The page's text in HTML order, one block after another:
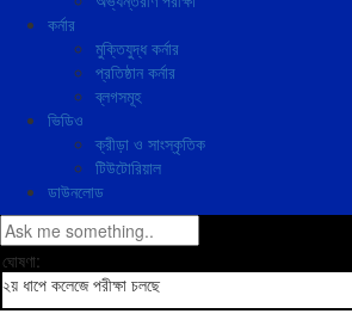
কর্নার
মুক্তিযুদ্ধ কর্নার
প্রতিষ্ঠান কর্নার
ব্লগসমূহ
ভিডিও
ক্রীড়া ও সাংস্কৃতিক
টিউটোরিয়াল
ডাউনলোড
ঘোষণা:
২য় ধাপে কলেজে পরীক্ষা চলছে